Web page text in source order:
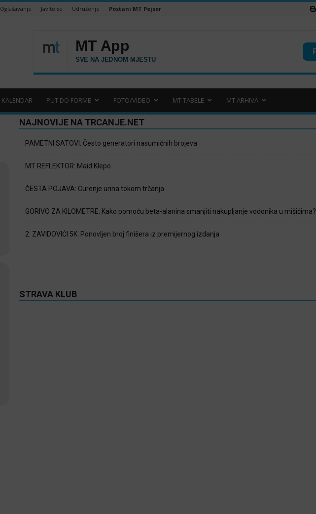
Oglašavanje Javite se Udruženje Postani MT Pejser
KALENDAR PUT DO FORME FOTO/VIDEO MT TABELE MT ARHIVA
NAJNOVIJE NA TRCANJE.NET
PAMETNI SATOVI: Često generatori nasumičnih brojeva
MT REFLEKTOR: Maid Klepo
ČESTA POJAVA: Curenje urina tokom trčanja
GORIVO ZA KILOMETRE: Kako pomoću beta-alanina smanjiti nakupljanje vodonika u mišićima?
2. ZAVIDOVIĆI 5K: Ponovljen broj finišera iz premijernog izdanja
STRAVA KLUB